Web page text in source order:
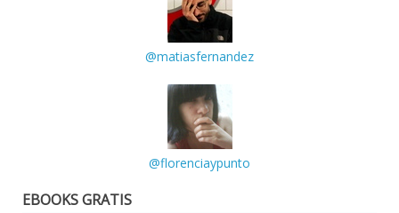
@matiasfernandez
@florenciaypunto
EBOOKS GRATIS